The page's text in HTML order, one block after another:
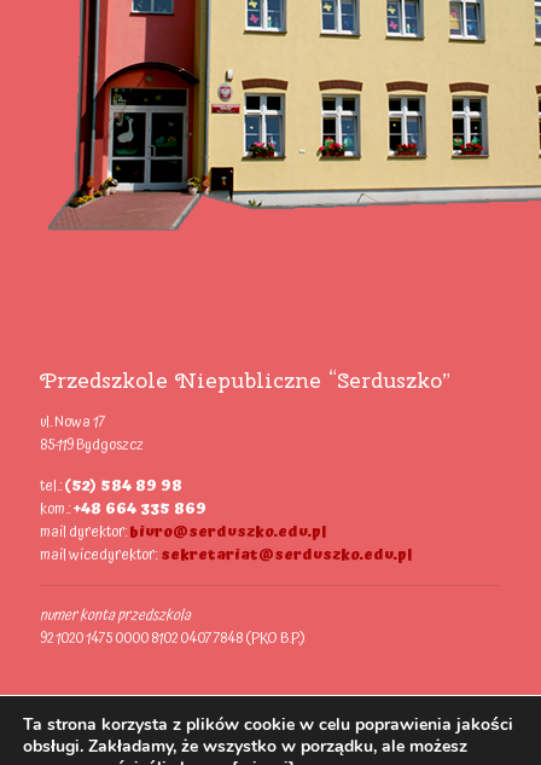
Przedszkole Niepubliczne “Serduszko”
ul. Nowa 17
85-119 Bydgoszcz
tel.:(52) 584 89 98
kom.:+48 664 335 869
mail dyrektor:biuro@serduszko.edu.pl
mail wicedyrektor:sekretariat@serduszko.edu.pl
numer konta przedszkola
92 1020 1475 0000 8102 0407 7848 (PKO B.P.)
Ta strona korzysta z plików cookie w celu poprawienia jakości
obsługi. Zakładamy, że wszystko w porządku, ale możesz